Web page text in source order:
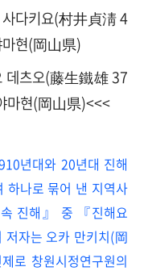
키요(村井貞淸 4
山県)
오(藤生鐵雄 37
県)<<<
년대와 20년대 진해
하나로 묶어 낸 지역사
진해 』 중 『진해요
저자는 오카 만키치(岡
로 창원시정연구원의